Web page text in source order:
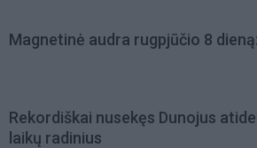
Magnetinė audra rugpjūčio 8
Rekordiškai nusekęs Dunojus
laikų radinius